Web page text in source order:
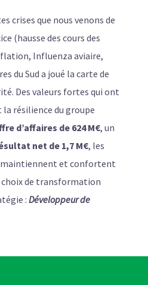
crises que nous venons de
(hausse des cours des
Influenza aviaire,
du Sud a joué la carte de
Des valeurs fortes qui ont
résilience du groupe
d’affaires de 624 M€, un
net de 1,7 M€, les
maintiennent et confortent
choix de transformation
: Développeur de